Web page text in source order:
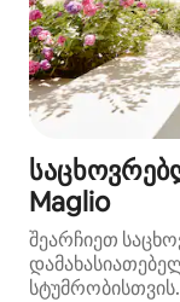
Maglio
შეარჩიეთ
სტუმრობისთვის.